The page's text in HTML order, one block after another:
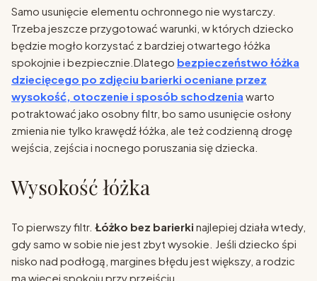
Samo usunięcie elementu ochronnego nie wystarczy.
Trzeba jeszcze przygotować warunki, w których dziecko
będzie mogło korzystać z bardziej otwartego łóżka
spokojnie i bezpiecznie.Dlatego bezpieczeństwo łóżka
dziecięcego po zdjęciu barierki oceniane przez
wysokość, otoczenie i sposób schodzenia warto
potraktować jako osobny filtr, bo samo usunięcie osłony
zmienia nie tylko krawędź łóżka, ale też codzienną drogę
wejścia, zejścia i nocnego poruszania się dziecka.
Wysokość łóżka
To pierwszy filtr. Łóżko bez barierki najlepiej działa wtedy,
gdy samo w sobie nie jest zbyt wysokie. Jeśli dziecko śpi
nisko nad podłogą, margines błędu jest większy, a rodzic
ma więcej spokoju przy przejściu.